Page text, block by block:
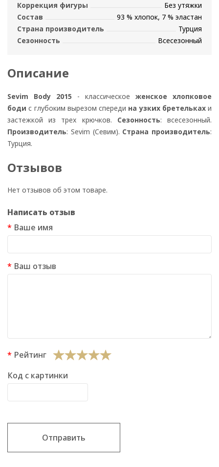
Коррекция фигуры
Без утяжки
Состав
93 % хлопок, 7 % эластан
Страна производитель
Турция
Сезонность
Всесезонный
Описание
Sevim Body 2015 - классическое женское хлопковое
боди с глубоким вырезом спереди на узких бретелькахи
застежкой из трех крючков. Сезонность: всесезонный.
Производитель: Sevim (Севим). Страна производитель:
Турция.
Отзывов
Нет отзывов об этом товаре.
Написать отзыв
Ваше имя
Ваш отзыв
Рейтинг
Код с картинки
Отправить